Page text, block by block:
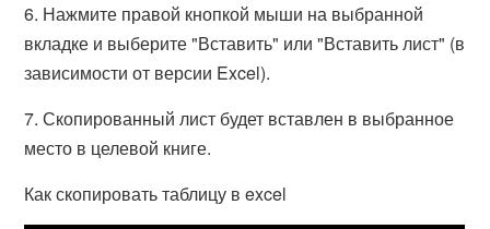
6. Нажмите правой кнопкой мыши на выбранной
вкладке и выберите "Вставить" или "Вставить лист" (в
зависимости от версии Excel).
7. Скопированный лист будет вставлен в выбранное
место в целевой книге.
Как скопировать таблицу в excel